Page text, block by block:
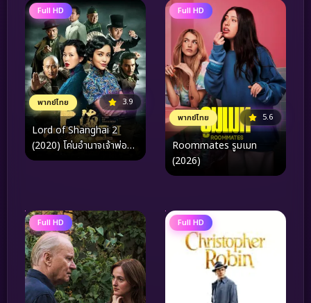
Full HD
พากย์ไทย 3.9
Lord of Shanghai 2
(2020) โค่นอำนาจเจ้าพ่อ
อหังการ ภาค 2
Full HD
พากย์ไทย 5.6
Roommates รูมเมท
(2026)
Full HD Full HD